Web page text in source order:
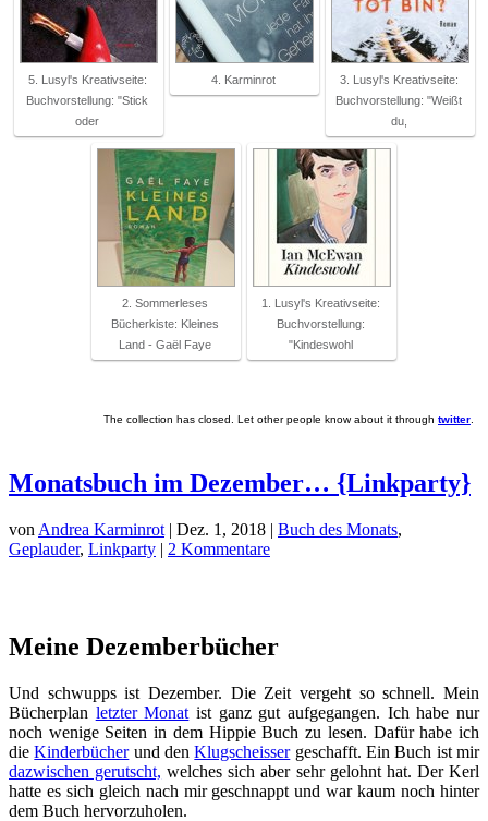
5. Lusyl's Kreativseite:
Buchvorstellung: "Stick
oder
4. Karminrot
3. Lusyl's Kreativseite:
Buchvorstellung: "Weißt
du,
2. Sommerleses
Bücherkiste: Kleines
Land - Gaël Faye
1. Lusyl's Kreativseite:
Buchvorstellung:
"Kindeswohl
The collection has closed. Let other people know about it through twitter
Monatsbuch im Dezember… {Linkparty}
von Andrea Karminrot | Dez. 1, 2018 | Buch des Monats,
Geplauder, Linkparty | 2 Kommentare
Meine Dezemberbücher
Und schwupps ist Dezember. Die Zeit vergeht so schnell. Mein
Bücherplan letzter Monat ist ganz gut aufgegangen. Ich habe nur
noch wenige Seiten in dem Hippie Buch zu lesen. Dafür habe ich
dieKinderbücherund denKlugscheissergeschafft. Ein Buch ist mir
dazwischen gerutscht, welches sich aber sehr gelohnt hat. Der Kerl
hatte es sich gleich nach mir geschnappt und war kaum noch hinter
dem Buch hervorzuholen.